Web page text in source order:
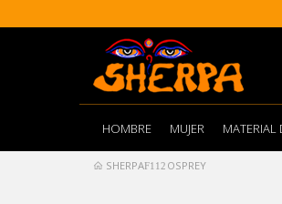
HOMBRE MUJER MATERIAL
SHERPA OSPREY